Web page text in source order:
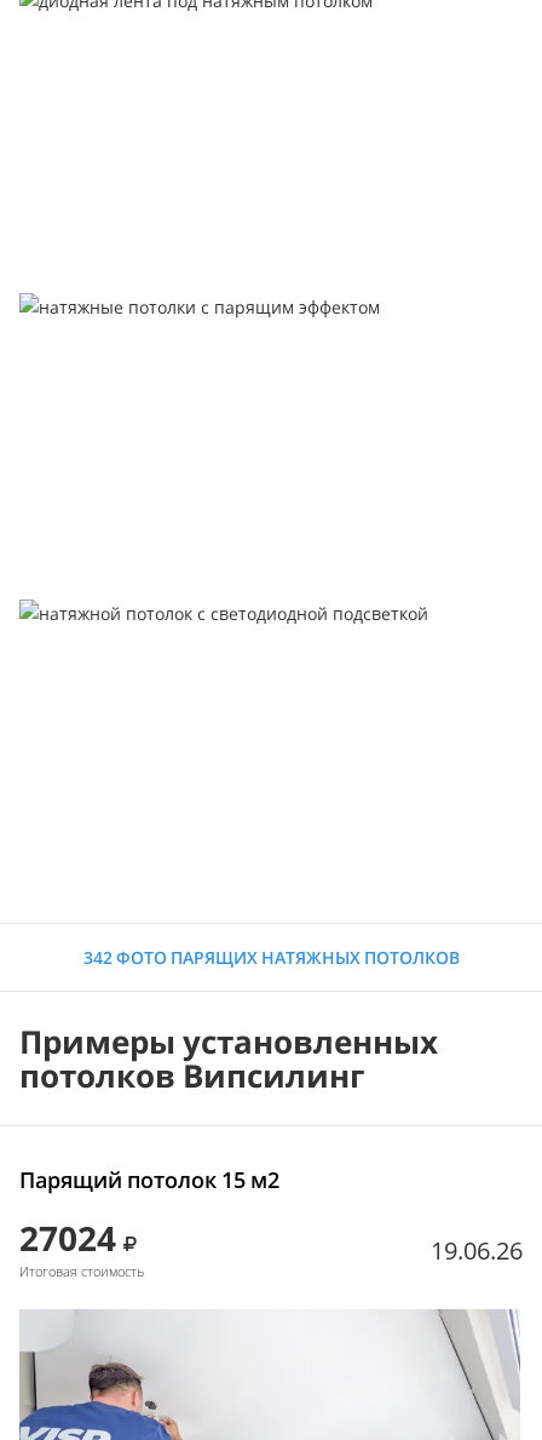
342 ФОТО ПАРЯЩИХ НАТЯЖНЫХ ПОТОЛКОВ
Примеры установленных
потолков Випсилинг
Парящий потолок 15 м2
27024
Итоговая стоимость
19.06.26